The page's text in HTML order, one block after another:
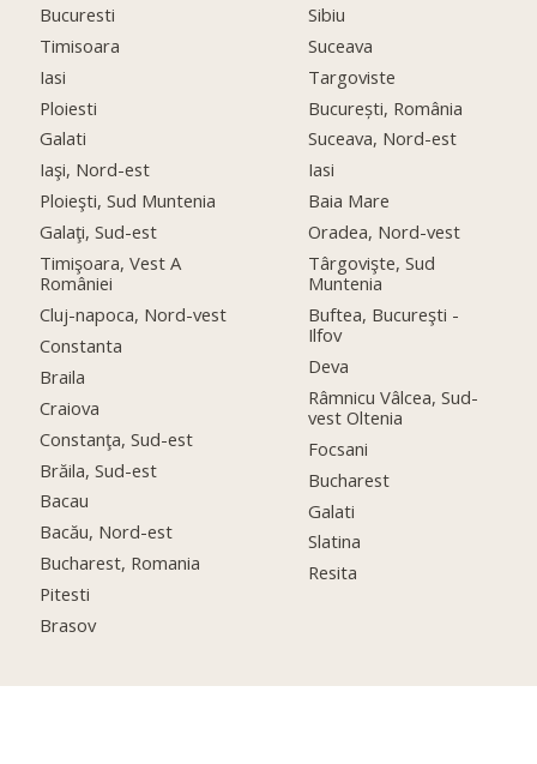
Bucuresti
Timisoara
Iasi
Ploiesti
Galati
Iaşi, Nord-est
Ploieşti, Sud Muntenia
Galaţi, Sud-est
Timişoara, Vest A
României
Cluj-napoca, Nord-vest
Constanta
Braila
Craiova
Constanţa, Sud-est
Brăila, Sud-est
Bacau
Bacău, Nord-est
Bucharest, Romania
Pitesti
Brasov
Sibiu
Suceava
Targoviste
București, România
Suceava, Nord-est
Iasi
Baia Mare
Oradea, Nord-vest
Târgovişte, Sud
Muntenia
Buftea, Bucureşti -
Ilfov
Deva
Râmnicu Vâlcea, Sud-
vest Oltenia
Focsani
Bucharest
Galati
Slatina
Resita